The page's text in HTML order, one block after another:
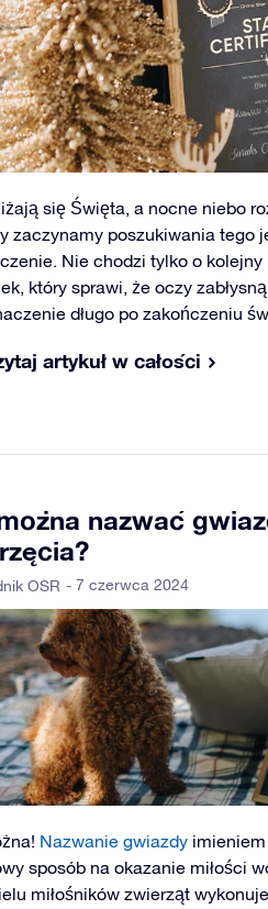
się Święta, a nocne niebo
zaczynamy poszukiwania tego
Nie chodzi tylko o
który sprawi, że oczy
długo po zakończeniu
artykuł w całości
nazwać
OSR - 7 czerwca 2024
Nazwanie gwiazdy imieniem
sposób na okazanie miłości
miłośników zwierząt